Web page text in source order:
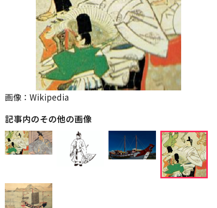
画像：Wikipedia
記事内のその他の画像